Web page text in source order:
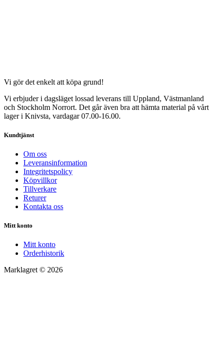
Vi gör det enkelt att köpa grund!
Vi erbjuder i dagsläget lossad leverans till Uppland, Västmanland
och Stockholm Norrort. Det går även bra att hämta material på vårt
lager i Knivsta, vardagar 07.00-16.00.
Kundtjänst
Om oss
Leveransinformation
Integritetspolicy
Köpvillkor
Tillverkare
Returer
Kontakta oss
Mitt konto
Mitt konto
Orderhistorik
Marklagret © 2026